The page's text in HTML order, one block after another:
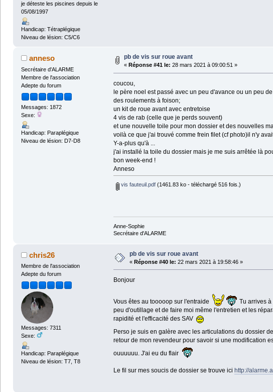
je déteste les piscines depuis le
05/08/1997
Handicap: Tétraplégique
Niveau de lésion: C5/C6
anneso
Secrétaire d'ALARME
Membre de l'association
Adepte du forum
Messages: 1872
Sexe:
Handicap: Paraplégique
Niveau de lésion: D7-D8
pb de vis sur roue avant
« Réponse #41 le: 28 mars 2021 à 09:00:51 »
coucou,
le père noel est passé avec un peu d'avance ou un peu
des roulements à foison;
un kit de roue avant avec entretoise
4 vis de rab (celle que je perds souvent)
et une nouvelle toile pour mon dossier et des nouvelles
voilà ce que j'ai trouvé comme frein filet (cf photo)il n'y
Y-a-plus qu'à ...
j'ai installé la toile du dossier mais je me suis arrêtée là
bon week-end !
Anneso
vis fauteuil.pdf(1461.83 ko - téléchargé 516 fois.)
Anne-Sophie
Secrétaire d'ALARME
chris26
Membre de l'association
Adepte du forum
Messages: 7311
Sexe:
Handicap: Paraplégique
Niveau de lésion: T7, T8
pb de vis sur roue avant
« Réponse #40 le: 22 mars 2021 à 19:58:46 »
Bonjour
Vous êtes au tooooop sur l'entraide
Tu arrives
peu d'outillage et de faire moi même l'entretien et les
rapidité et l'efficacité des SAV
Perso je suis en galère avec les articulations du dossier
retour de mon revendeur pour savoir si une modification
ouuuuuu. J'ai eu du flair
Le fil sur mes soucis de dossier se trouve ici http://